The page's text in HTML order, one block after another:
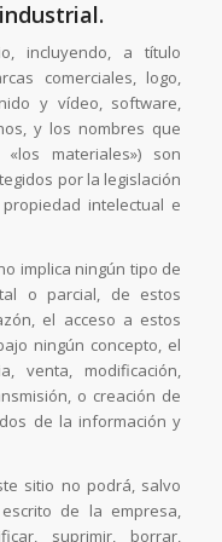
incluyendo, a título
comerciales, logo,
y vídeo, software,
y los nombres que
materiales») son
por la legislación
intelectual e
implica ningún tipo de
o parcial, de estos
el acceso a estos
ningún concepto, el
venta, modificación,
o creación de
de la información y
sitio no podrá, salvo
de la empresa,
suprimir, borrar,